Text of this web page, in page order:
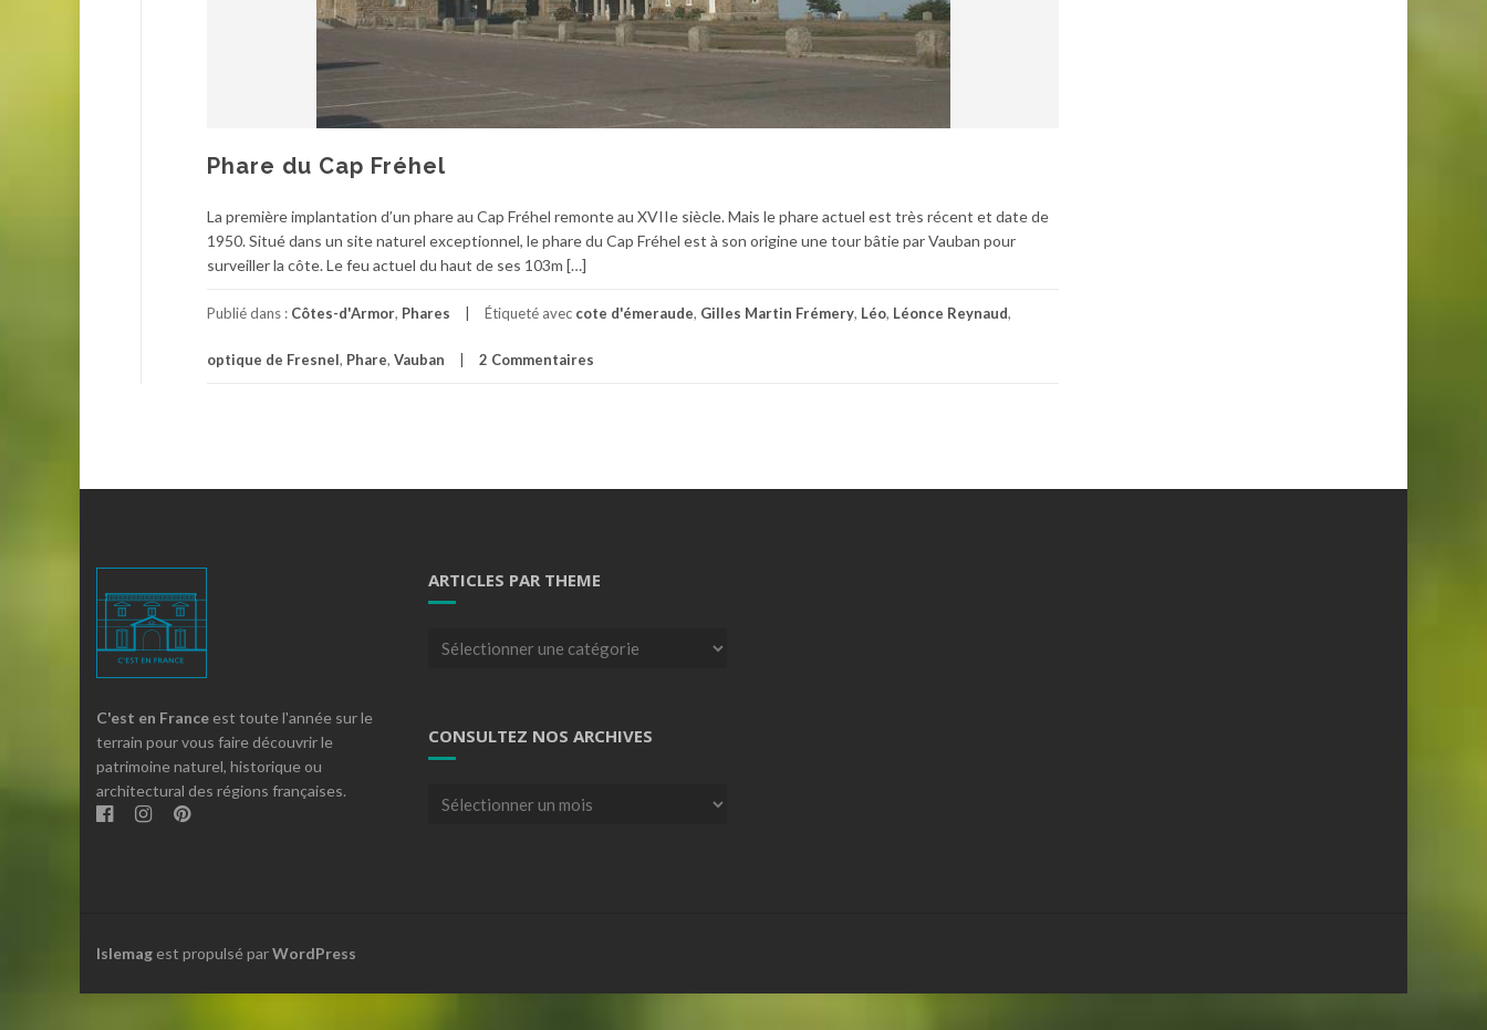
Phare du Cap Fréhel
La première implantation d’un phare au Cap Fréhel remonte au XVIIe siècle. Mais le phare actuel est très récent et date de
1950. Situé dans un site naturel exceptionnel, le phare du Cap Fréhel est à son origine une tour bâtie par Vauban pour
surveiller la côte. Le feu actuel du haut de ses 103m […]
Publié dans : Côtes-d'Armor, Phares Étiqueté avec cote d'émeraude, Gilles Martin Frémery, Léo, Léonce Reynaud,
optique de Fresnel, Phare, Vauban 2 Commentaires
C'est en France est toute l'année sur le
terrain pour vous faire découvrir le
patrimoine naturel, historique ou
architectural des régions françaises.
ARTICLES PAR THEME
Articles
CONSULTEZ NOS ARCHIVES
Consultez
Islemag est propulsé parWordPress